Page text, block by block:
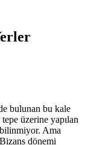
bulunan bu kale
üzerine yapılan
bilinmiyor. Ama
dönemi